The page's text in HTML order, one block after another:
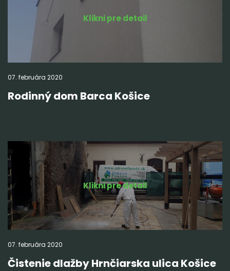
Klikni pre detail
07. februára 2020
Rodinný dom Barca Košice
Klikni pre detail
07. februára 2020
Čistenie dlažby Hrnčiarska ulica Košice